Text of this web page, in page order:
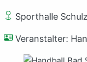
Sporthalle
Veranstalter: